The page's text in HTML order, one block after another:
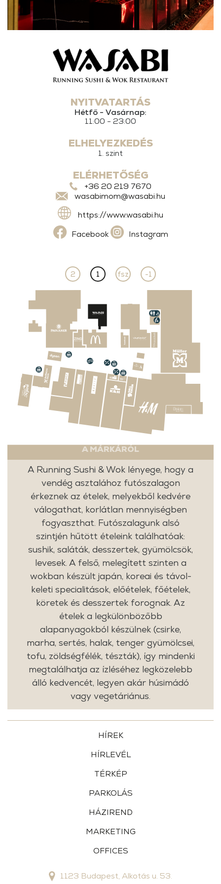
NYITVATARTÁS
Hétfő - Vasárnap:
11:00 - 23:00
ELHELYEZKEDÉS
1. szint
ELÉRHETŐSÉG
+36 20 219 7670
wasabimom@wasabi.hu
https://www.wasabi.hu
Facebook
Instagram
2 1 fsz -1
A MÁRKÁRÓL
A Running Sushi & Wok lényege, hogy a
vendég asztalához futószalagon
érkeznek az ételek, melyekből kedvére
válogathat, korlátlan mennyiségben
fogyaszthat. Futószalagunk alsó
szintjén hűtött ételeink találhatóak:
sushik, saláták, desszertek, gyümölcsök,
levesek. A felső, melegített szinten a
wokban készült japán, koreai és távol-
keleti specialitások, előételek, főételek,
köretek és desszertek forognak. Az
ételek a legkülönbözőbb
alapanyagokból készülnek (csirke,
marha, sertés, halak, tenger gyümölcsei,
tofu, zöldségfélék, tészták), így mindenki
megtalálhatja az ízléséhez legközelebb
álló kedvencét, legyen akár húsimádó
vagy vegetáriánus.
HÍREK
HÍRLEVÉL
TÉRKÉP
PARKOLÁS
HÁZIREND
MARKETING
OFFICES
1123 Budapest, Alkotás u. 53.